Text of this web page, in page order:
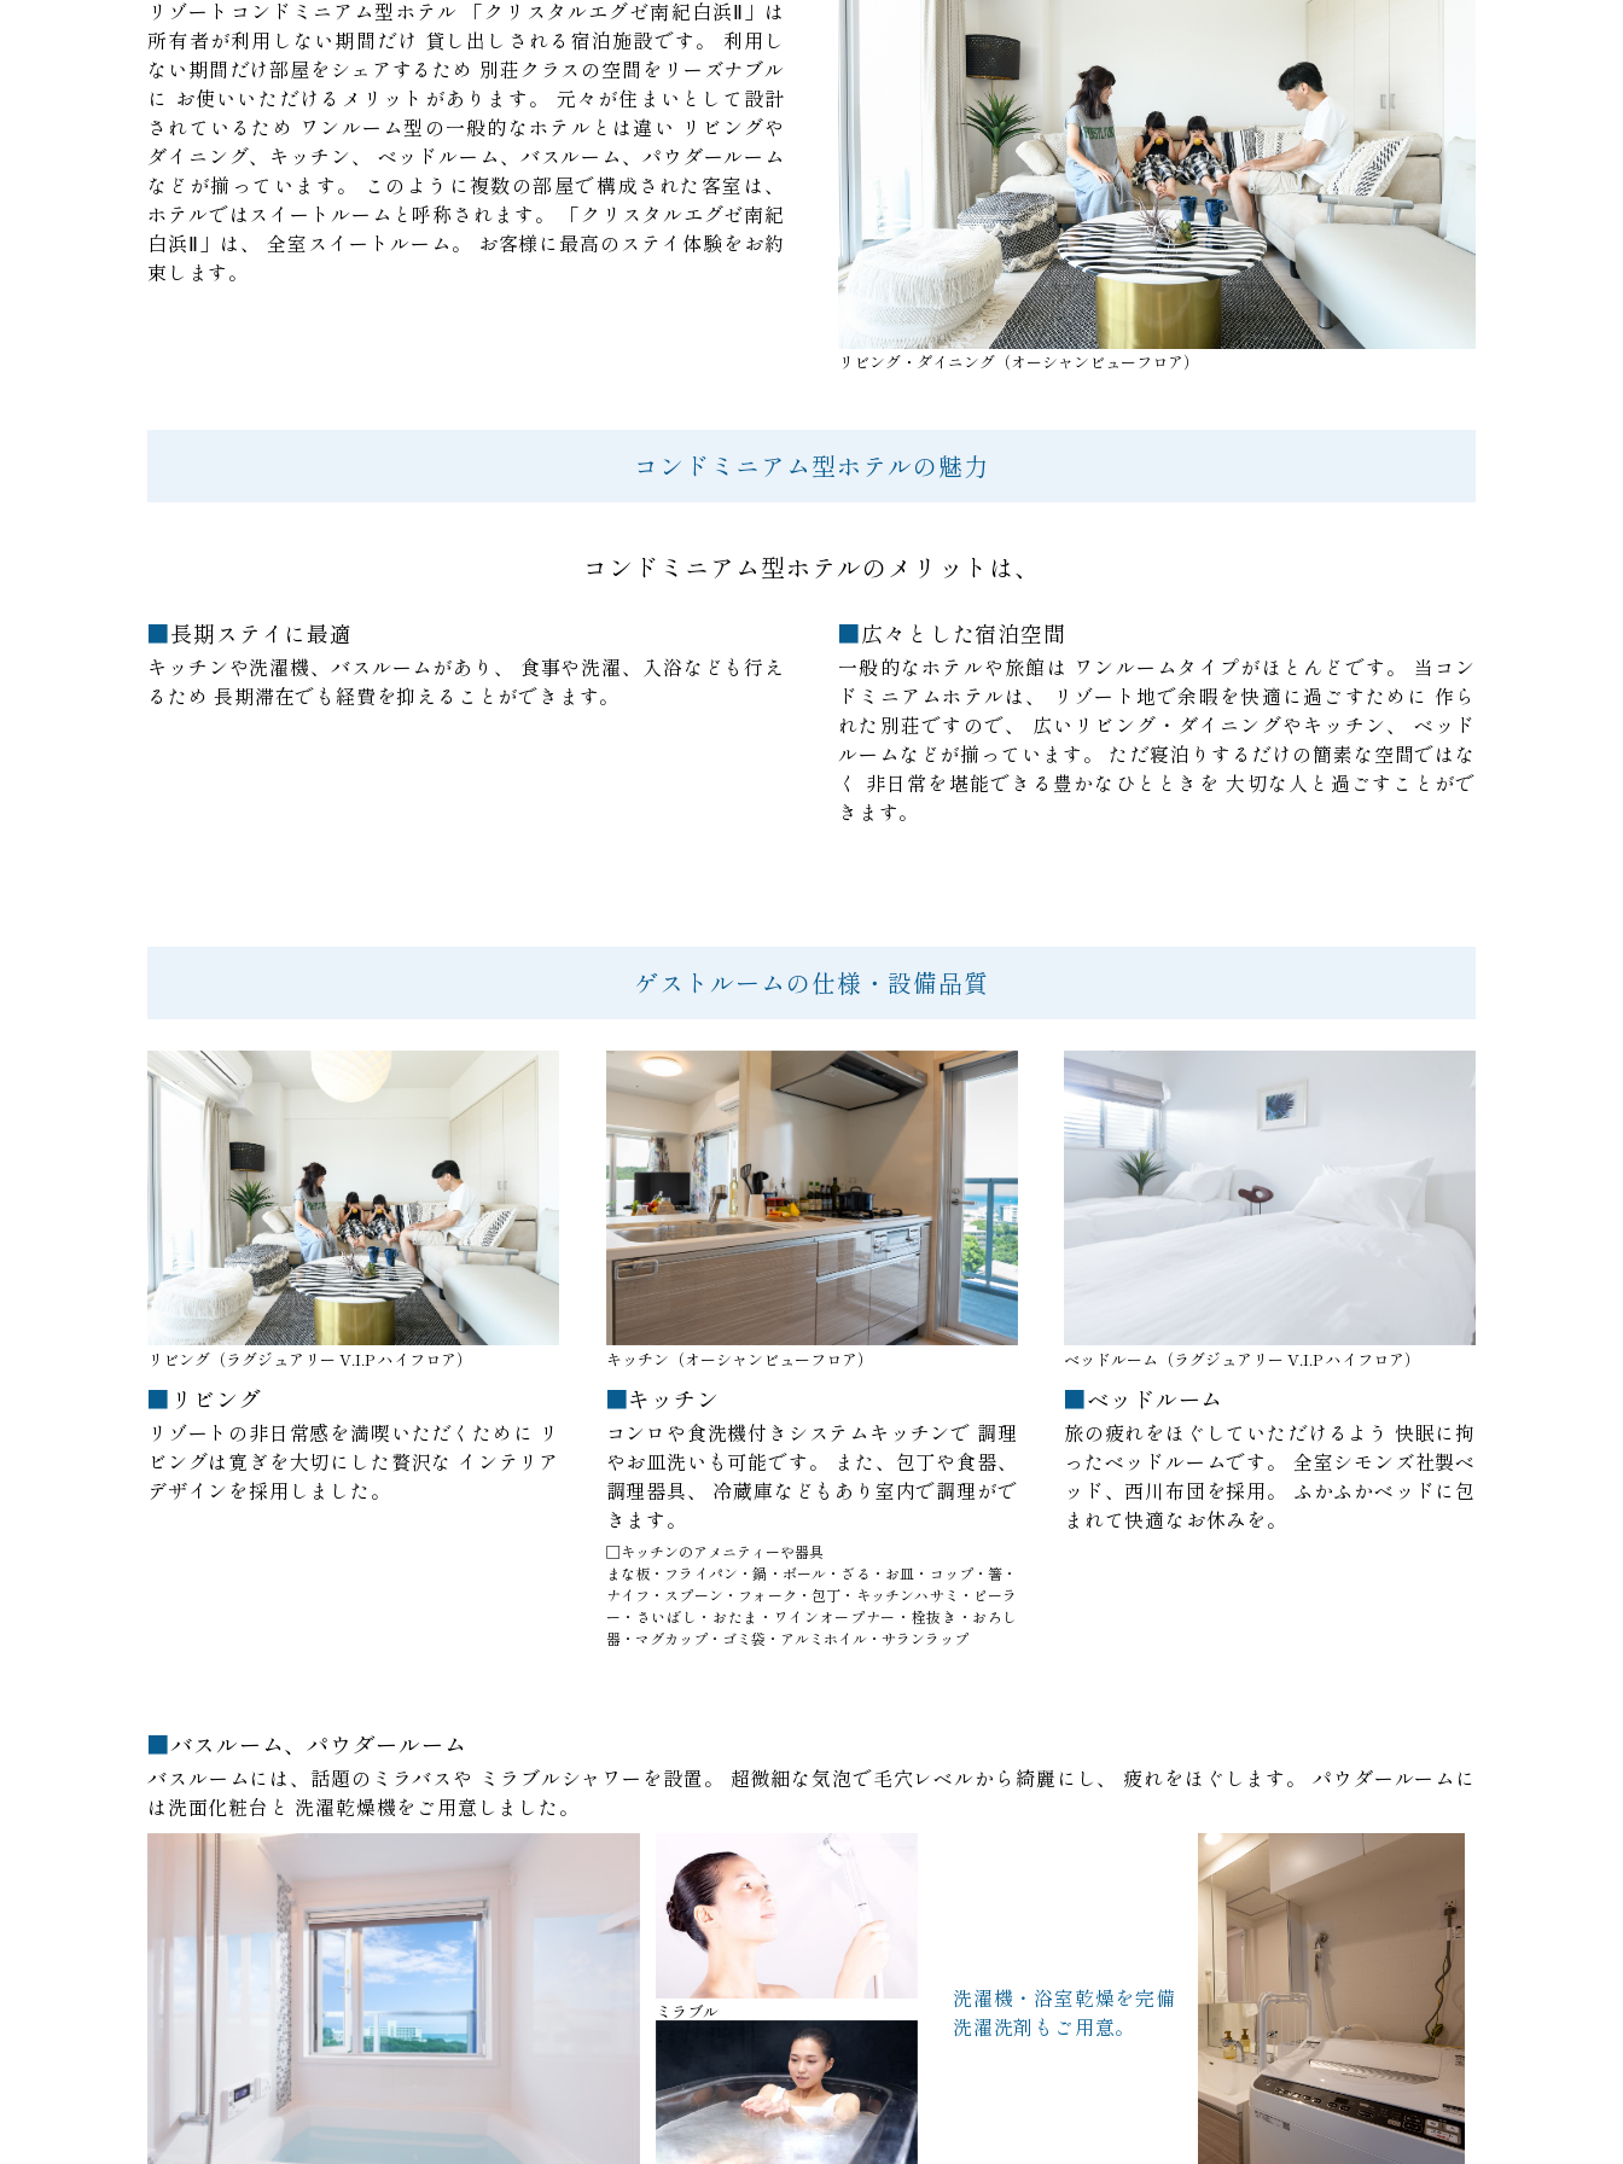
リゾートコンドミニアム型ホテル 「クリスタルエグゼ南紀白浜Ⅱ」は
所有者が利用しない期間だけ 貸し出しされる宿泊施設です。
利用し
ない期間だけ部屋をシェアするため 別荘クラスの空間をリーズナブル
に お使いいただけるメリットがあります。
元々が住まいとして設計
されているため ワンルーム型の一般的なホテルとは違い リビングや
ダイニング、キッチン、
ベッドルーム、バスルーム、パウダールーム
などが揃っています。
このように複数の部屋で構成された客室は、
ホテルではスイートルームと呼称されます。
「クリスタルエグゼ南紀
白浜Ⅱ」は、
全室スイートルーム。
お客様に最高のステイ体験をお約
束します。
リビング・ダイニング（オーシャンビューフロア）
コンドミニアム型ホテルの魅力
コンドミニアム型ホテルのメリットは、
長期ステイに最適
キッチンや洗濯機、バスルームがあり、
食事や洗濯、入浴なども行え
るため 長期滞在でも経費を抑えることができます。
広々とした宿泊空間
一般的なホテルや旅館は ワンルームタイプがほとんどです。
当コン
ドミニアムホテルは、
リゾート地で余暇を快適に過ごすために 作ら
れた別荘ですので、
広いリビング・ダイニングやキッチン、
ベッド
ルームなどが揃っています。
ただ寝泊りするだけの簡素な空間ではな
く
非日常を堪能できる豊かなひとときを 大切な人と過ごすことがで
きます。
ゲストルームの仕様・設備品質
リビング
リゾートの非日常感を満喫いただくために リ
ビングは寛ぎを大切にした贅沢な インテリア
デザインを採用しました。
リビング（ラグジュアリー V.I.P ハイフロア）
キッチン
コンロや食洗機付きシステムキッチンで 調理
やお皿洗いも可能です。
また、包丁や食器、
調理器具、
冷蔵庫などもあり室内で調理がで
きます。
キッチン（オーシャンビューフロア）
□キッチンのアメニティーや器具
まな板・フライパン・鍋・ボール・ざる・お皿・コップ・箸・
ナイフ・スプーン・フォーク・包丁・キッチンハサミ・ピーラ
ー・さいばし・おたま・ワインオープナー・栓抜き・おろし
器・マグカップ・ゴミ袋・アルミホイル・サランラップ
ベッドルーム
旅の疲れをほぐしていただけるよう 快眠に拘
ったベッドルームです。
全室シモンズ社製ベ
ッド、西川布団を採用。
ふかふかベッドに包
まれて快適なお休みを。
ベッドルーム（ラグジュアリー V.I.P ハイフロア）
バスルーム、パウダールーム
バスルームには、話題のミラバスや ミラブルシャワーを設置。 超微細な気泡で毛穴レベルから綺麗にし、 疲れをほぐします。
パウダールームに
は洗面化粧台と 洗濯乾燥機をご用意しました。
ミラブル
洗濯機・浴室乾燥を完備
洗濯洗剤もご用意。